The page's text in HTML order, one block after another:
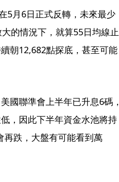
5月6日正式反轉，未來最少
的情況下，就算55日均線止
朝12,682點探底，甚至可能
國聯準會上半年已升息6碼，
，因此下半年資金水池將持
跌，大盤有可能看到萬